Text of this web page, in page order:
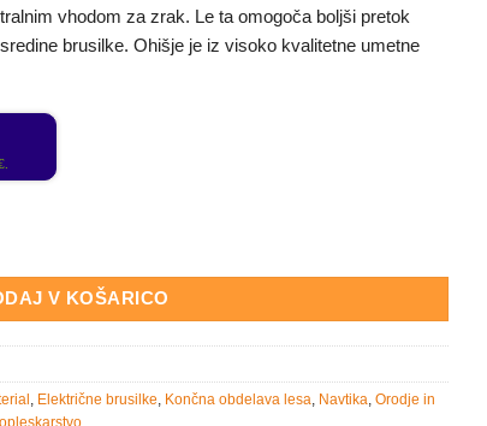
vhodom za zrak. Le ta omogoča boljši pretok
brusilke. Ohišje je iz visoko kvalitetne umetne
V KOŠARICO
, Električne brusilke, Končna obdelava lesa, Navtika, Orodje in